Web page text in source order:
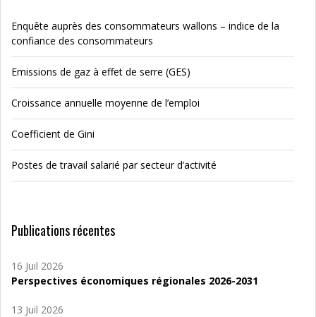
Enquête auprès des consommateurs wallons – indice de la
confiance des consommateurs
Emissions de gaz à effet de serre (GES)
Croissance annuelle moyenne de l’emploi
Coefficient de Gini
Postes de travail salarié par secteur d’activité
Publications récentes
16 Juil 2026
Perspectives économiques régionales 2026-2031
13 Juil 2026